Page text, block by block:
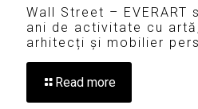
Wall Street –
ani de activitate cu
arhitecți și mobilier
Read more